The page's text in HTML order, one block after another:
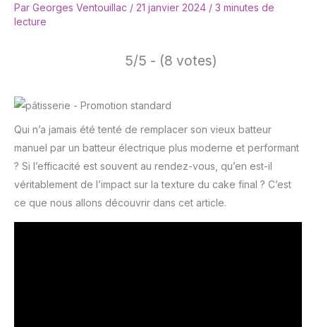
Par Georges Ventouillac / 21 janvier 2024 / 3 minutes de
lecture
5/5 - (8 votes)
Qui n’a jamais été tenté de remplacer son vieux batteur
manuel par un batteur électrique plus moderne et performant
? Si l’efficacité est souvent au rendez-vous, qu’en est-il
véritablement de l’impact sur la texture du cake final ? C’est
ce que nous allons découvrir dans cet article.